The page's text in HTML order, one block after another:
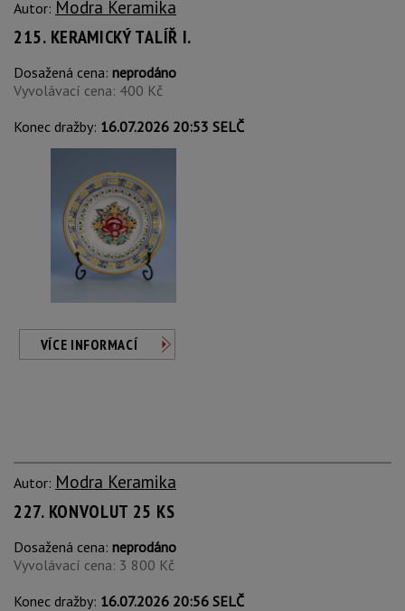
Autor: Modra Keramika
215. KERAMICKÝ TALÍŘ I.
Dosažená cena: neprodáno
Vyvolávací cena: 400 Kč
Konec dražby: 16.07.2026 20:53 SELČ
VÍCE INFORMACÍ
Autor: Modra Keramika
227. KONVOLUT 25 KS
Dosažená cena: neprodáno
Vyvolávací cena: 3 800 Kč
Konec dražby: 16.07.2026 20:56 SELČ